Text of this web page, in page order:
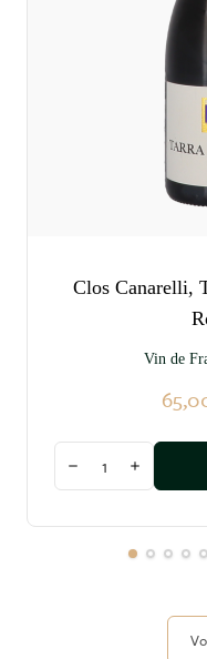
Clos Canarelli,
Vin de
Diminuer la quantité